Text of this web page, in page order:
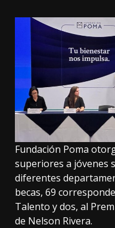
Fundación Poma
superiores a jóvenes
diferentes
becas, 69
Talento y dos, al
de Nelson Rivera.